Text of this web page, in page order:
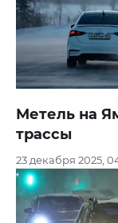
Метель на
трассы
23 декабря 2025,